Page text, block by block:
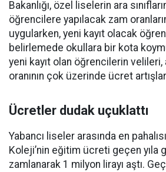
Bakanlığı, özel liselerin ara
öğrencilere yapılacak zam
uygularken, yeni kayıt olacak
belirlemede okullara bir kota
yeni kayıt olan öğrencilerin velileri,
oranının çok üzerinde ücret
Ücretler dudak uçuklattı
Yabancı liseler arasında en
Koleji’nin eğitim ücreti geçen yıla
zamlanarak 1 milyon lirayı aştı.